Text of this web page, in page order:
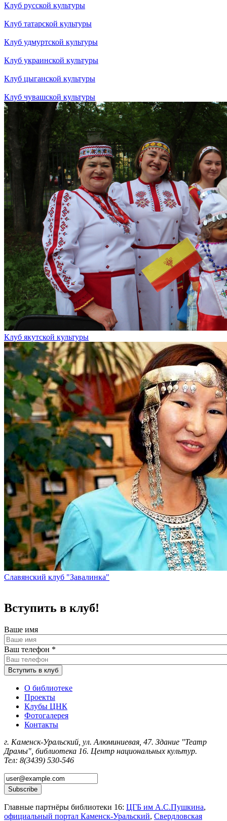
Клуб русской культуры
Клуб татарской культуры
Клуб удмуртской культуры
Клуб украинской культуры
Клуб цыганской культуры
Клуб чувашской культуры
Клуб якутской культуры
Славянский клуб "Завалинка"
Вступить в клуб!
Ваше имя
Ваш телефон *
О библиотеке
Проекты
Клубы ЦНК
Фотогалерея
Контакты
г. Каменск-Уральский, ул. Алюминиевая, 47. Здание "Театр
Драмы", библиотека 16. Центр национальных культур.
Тел: 8(3439) 530-546
Главные партнёры библиотеки 16: ЦГБ им А.С.Пушкина,
официальный портал Каменск-Уральский, Свердловская